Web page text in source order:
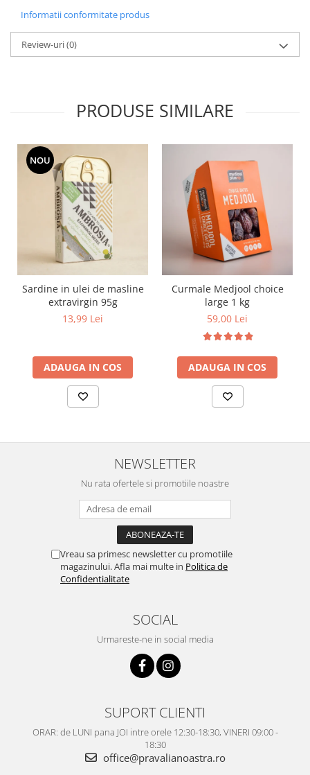
Informatii conformitate produs
Review-uri(0)
PRODUSE SIMILARE
NOU
Sardine in ulei de masline
extravirgin 95g
13,99 Lei
ADAUGA IN COS
Curmale Medjool choice
large 1 kg
59,00 Lei
ADAUGA IN COS
NEWSLETTER
Nu rata ofertele si promotiile noastre
Vreau sa primesc newsletter cu promotiile
magazinului. Afla mai multe in Politica de
Confidentialitate
SOCIAL
Urmareste-ne in social media
SUPORT CLIENTI
ORAR: de LUNI pana JOI intre orele 12:30-18:30, VINERI 09:00 -
18:30
office@pravalianoastra.ro